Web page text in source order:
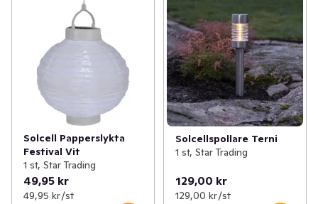
Solcell Papperslykta
Festival Vit
1 st, Star Trading
49,95 kr
49,95 kr /st
Solcellspollare Terni
1 st, Star Trading
129,00 kr
129,00 kr /st